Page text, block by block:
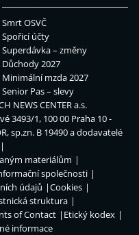
Smrt OSVČ
Spořicí účty
Superdávka – změny
Důchody 2027
Minimální mzda 2027
Senior Pas – slevy
NEWS CENTER a.s.
3493/1, 100 00 Praha 10 -
sp.zn. B 19490 a dodavatelé
materiálům
společnosti
údajů
Cookies
struktura
of Contact
Etický kodex
informace